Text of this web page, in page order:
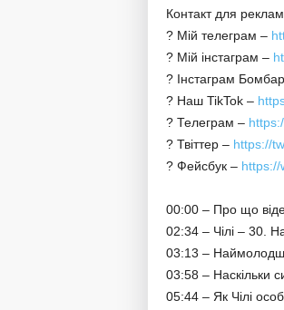
Контакт для
? Мій телеграм –
? Мій інстаграм –
? Інстаграм
? Наш TikTok –
? Телеграм –
? Твіттер – https://
? Фейсбук – https://
00:00 – Про що
02:34 – Чілі – 30.
03:13 –
03:58 – Наскільки
05:44 – Як Чілі